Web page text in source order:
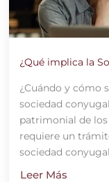
¿Qué implica la
¿Cuándo y cómo
sociedad
patrimonial de
requiere un
sociedad
Leer Más